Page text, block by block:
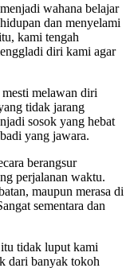
wahana belajar
dan menyelami
kami tengah
diri kami agar
melawan diri
tidak jarang
sosok yang hebat
yang jawara.
berangsur
perjalanan waktu.
maupun merasa di
sementara dan
itu tidak luput kami
dari banyak tokoh